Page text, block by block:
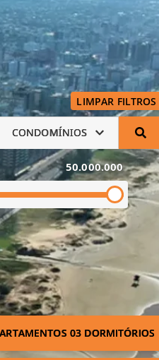
LIMPAR FILTROS
CONDOMÍNIOS
50.000.000
03 DORMITÓRIOS